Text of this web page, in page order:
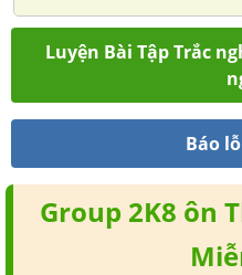
Luyện Bài Tập Trắc
Báo
Group 2K8 ôn